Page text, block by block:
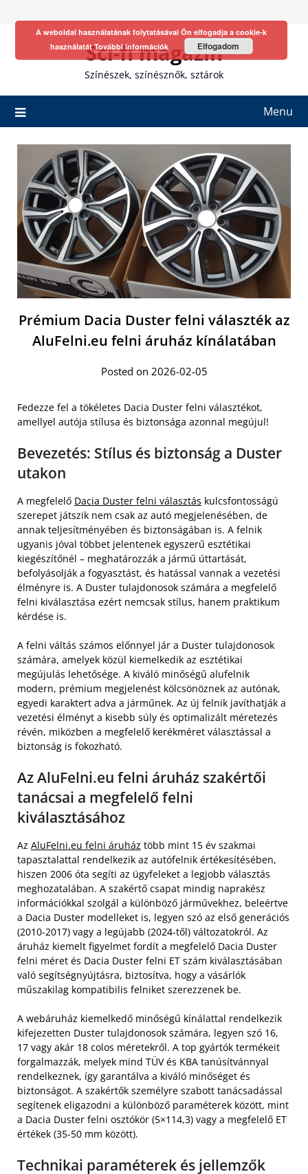
Sci-fi magazin
Színészek, színésznők, sztárok
Menu
Prémium Dacia Duster felni választék az
AluFelni.eu felni áruház kínálatában
Posted on 2026-02-05
Fedezze fel a tökéletes Dacia Duster felni választékot,
amellyel autója stílusa és biztonsága azonnal megújul!
Bevezetés: Stílus és biztonság a Duster
utakon
A megfelelő Dacia Duster felni választás kulcsfontosságú
szerepet játszik nem csak az autó megjelenésében, de
annak teljesítményében és biztonságában is. A felnik
ugyanis jóval többet jelentenek egyszerű esztétikai
kiegészítőnél – meghatározzák a jármű úttartását,
befolyásolják a fogyasztást, és hatással vannak a vezetési
élményre is. A Duster tulajdonosok számára a megfelelő
felni kiválasztása ezért nemcsak stílus, hanem praktikum
kérdése is.
A felni váltás számos előnnyel jár a Duster tulajdonosok
számára, amelyek közül kiemelkedik az esztétikai
megújulás lehetősége. A kiváló minőségű alufelnik
modern, prémium megjelenést kölcsönöznek az autónak,
egyedi karaktert adva a járműnek. Az új felnik javíthatják a
vezetési élményt a kisebb súly és optimalizált méretezés
révén, miközben a megfelelő kerékméret választással a
biztonság is fokozható.
Az AluFelni.eu felni áruház szakértői
tanácsai a megfelelő felni
kiválasztásához
Az AluFelni.eu felni áruház több mint 15 év szakmai
tapasztalattal rendelkezik az autófelnik értékesítésében,
hiszen 2006 óta segíti az ügyfeleket a legjobb választás
meghozatalában. A szakértő csapat mindig naprakész
információkkal szolgál a különböző járművekhez, beleértve
a Dacia Duster modelleket is, legyen szó az első generációs
(2010-2017) vagy a legújabb (2024-től) változatokról. Az
áruház kiemelt figyelmet fordít a megfelelő Dacia Duster
felni méret és Dacia Duster felni ET szám kiválasztásában
való segítségnyújtásra, biztosítva, hogy a vásárlók
műszakilag kompatibilis felniket szerezzenek be.
A webáruház kiemelkedő minőségű kínálattal rendelkezik
kifejezetten Duster tulajdonosok számára, legyen szó 16,
17 vagy akár 18 colos méretekről. A top gyártók termékeit
forgalmazzák, melyek mind TÜV és KBA tanúsítvánnyal
rendelkeznek, így garantálva a kiváló minőséget és
biztonságot. A szakértők személyre szabott tanácsadással
segítenek eligazodni a különböző paraméterek között, mint
a Dacia Duster felni osztókör (5×114,3) vagy a megfelelő ET
értékek (35-50 mm között).
Technikai paraméterek és jellemzők
A weboldal használatának folytatásával Ön elfogadja a cookie-k
használatátTovábbi információk Elfogadom